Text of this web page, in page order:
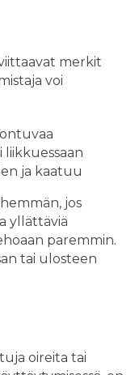
merkit
voi
liikkuessaan
ja kaatuu
jos
yllättäviä
paremmin.
tai ulosteen
oireita tai